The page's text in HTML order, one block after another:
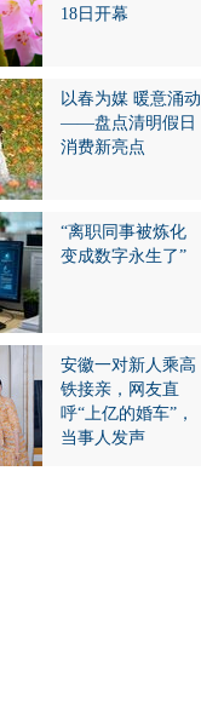
18日开幕
以春为媒 暖意涌动
——盘点清明假日
消费新亮点
“离职同事被炼化
变成数字永生了”
安徽一对新人乘高
铁接亲，网友直
呼“上亿的婚车”，
当事人发声